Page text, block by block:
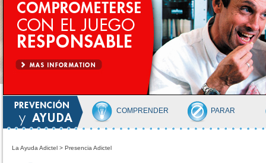
COMPRENDER PARAR
La Ayuda Adictel > Presencia Adictel